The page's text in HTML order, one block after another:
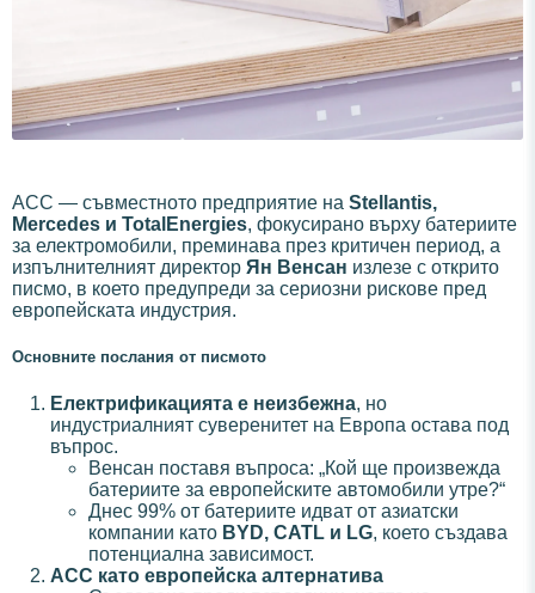
ACC — съвместното предприятие на Stellantis,
Mercedes и TotalEnergies, фокусирано върху батериите
за електромобили, преминава през критичен период, а
изпълнителният директор Ян Венсан излезе с открито
писмо, в което предупреди за сериозни рискове пред
европейската индустрия.
Основните послания от писмото
Електрификацията е неизбежна, но
индустриалният суверенитет на Европа остава под
въпрос.
Венсан поставя въпроса: „Кой ще произвежда
батериите за европейските автомобили утре?“
Днес 99% от батериите идват от азиатски
компании като BYD, CATL и LG, което създава
потенциална зависимост.
ACC като европейска алтернатива